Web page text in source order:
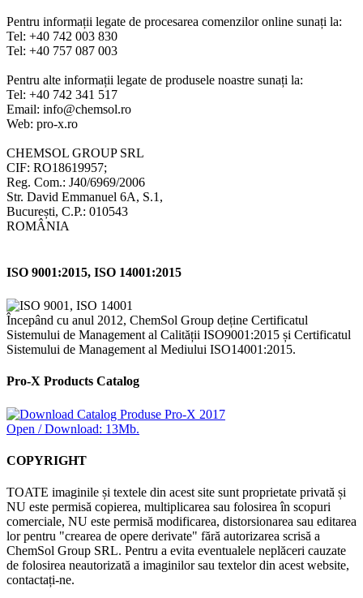
Pentru informații legate de procesarea comenzilor online sunați la:
Tel: +40 742 003 830
Tel: +40 757 087 003
Pentru alte informații legate de produsele noastre sunați la:
Tel: +40 742 341 517
Email: info@chemsol.ro
Web: pro-x.ro
CHEMSOL GROUP SRL
CIF: RO18619957;
Reg. Com.: J40/6969/2006
Str. David Emmanuel 6A, S.1,
București, C.P.: 010543
ROMÂNIA
ISO 9001:2015, ISO 14001:2015
Începând cu anul 2012, ChemSol Group deține Certificatul
Sistemului de Management al Calității ISO9001:2015 și Certificatul
Sistemului de Management al Mediului ISO14001:2015.
Pro-X Products Catalog
Open / Download: 13Mb.
COPYRIGHT
TOATE imaginile și textele din acest site sunt proprietate privată și
NU este permisă copierea, multiplicarea sau folosirea în scopuri
comerciale, NU este permisă modificarea, distorsionarea sau editarea
lor pentru "crearea de opere derivate" fără autorizarea scrisă a
ChemSol Group SRL. Pentru a evita eventualele neplăceri cauzate
de folosirea neautorizată a imaginilor sau textelor din acest website,
contactați-ne.